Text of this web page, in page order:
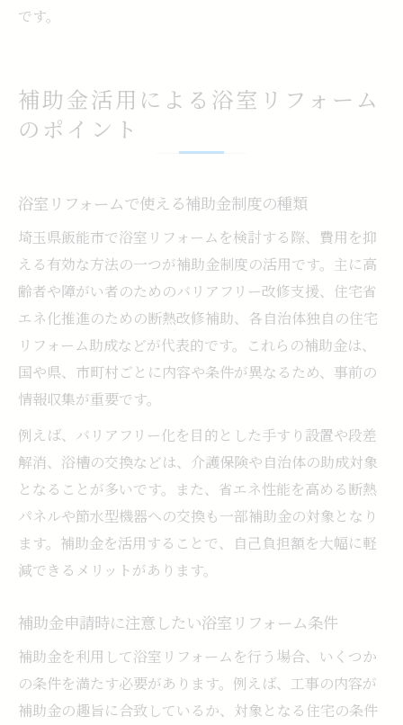
です。
補助金活用による浴室リフォーム
のポイント
浴室リフォームで使える補助金制度の種類
埼玉県飯能市で浴室リフォームを検討する際、費用を抑
える有効な方法の一つが補助金制度の活用です。主に高
齢者や障がい者のためのバリアフリー改修支援、住宅省
エネ化推進のための断熱改修補助、各自治体独自の住宅
リフォーム助成などが代表的です。これらの補助金は、
国や県、市町村ごとに内容や条件が異なるため、事前の
情報収集が重要です。
例えば、バリアフリー化を目的とした手すり設置や段差
解消、浴槽の交換などは、介護保険や自治体の助成対象
となることが多いです。また、省エネ性能を高める断熱
パネルや節水型機器への交換も一部補助金の対象となり
ます。補助金を活用することで、自己負担額を大幅に軽
減できるメリットがあります。
補助金申請時に注意したい浴室リフォーム条件
補助金を利用して浴室リフォームを行う場合、いくつか
の条件を満たす必要があります。例えば、工事の内容が
補助金の趣旨に合致しているか、対象となる住宅の条件